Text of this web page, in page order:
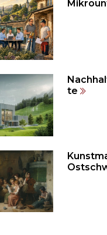
te